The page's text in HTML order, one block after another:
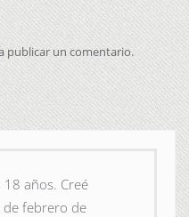
publicar un comentario.
años. Creé
de febrero de